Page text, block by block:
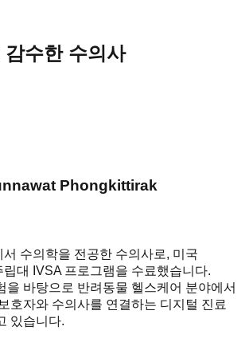
감수한 수의사
Phongkittirak
수의학을 전공한 수의사로, 미국
립대 IVSA 프로그램을 수료했습니다.
을 바탕으로 반려동물 헬스케어 분야에서
호자와 수의사를 연결하는 디지털 진료
있습니다.